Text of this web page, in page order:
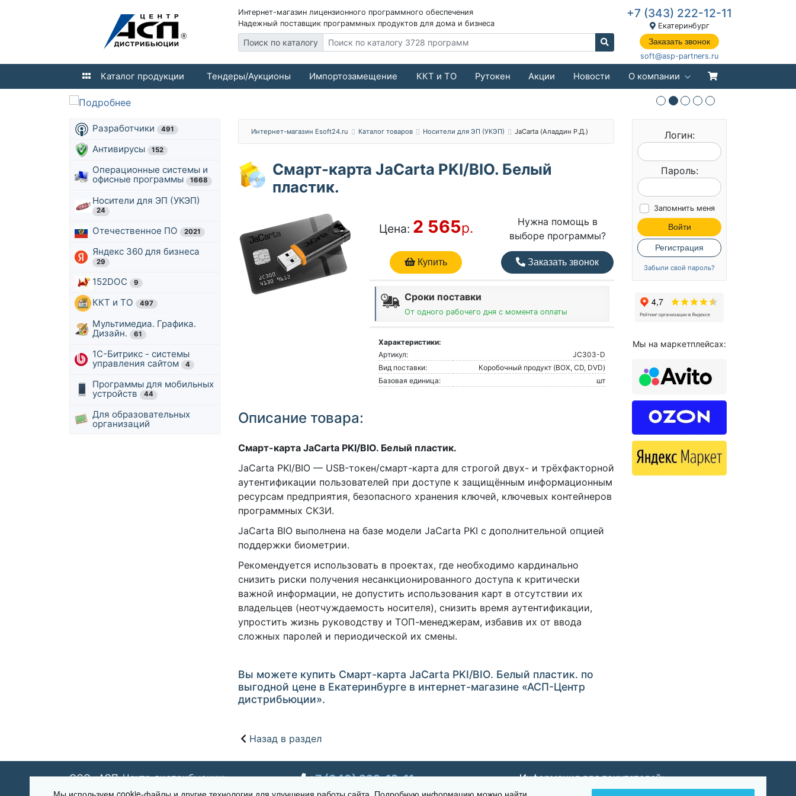
Интернет-магазин лицензионного программного обеспечения
Надежный поставщик программных продуктов для дома и бизнеса
Поиск по каталогу
+7 (343) 222-12-11
Екатеринбург
Заказать звонок
soft@asp-partners.ru
Каталог продукции Тендеры/Аукционы Импортозамещение ККТ и ТО Рутокен Акции Новости О компании
Разработчики 491
Антивирусы 152
Операционные системы и
офисные программы
1668
Носители для ЭП (УКЭП)
24
Отечественное ПО 2021
Яндекс 360 для бизнеса
29
152DOC 9
ККТ и ТО 497
Мультимедиа. Графика.
Дизайн.
61
1С-Битрикс - системы
управления сайтом
4
Программы для мобильных
устройств
44
Для образовательных
организаций
Интернет-магазин Esoft24.ru Каталог товаров Носители для ЭП (УКЭП) JaCarta (Аладдин Р.Д.)
Смарт-карта JaCarta PKI/BIO. Белый
пластик.
Цена: 2 565р.
Купить
Нужна помощь в
выборе программы?
Заказать звонок
Сроки поставки
От одного рабочего дня с момента оплаты
Характеристики:
Артикул:
JC303-D
Вид поставки:
Коробочный продукт (BOX, CD, DVD)
Базовая единица:
шт
Описание товара:
Смарт-карта JaCarta PKI/BIO. Белый пластик.
JaCarta PKI/BIO — USB-токен/смарт-карта для строгой двух- и трёхфакторной
аутентификации пользователей при доступе к защищённым информационным
ресурсам предприятия, безопасного хранения ключей, ключевых контейнеров
программных СКЗИ.
JaCarta BIO выполнена на базе модели JaCarta PKI с дополнительной опцией
поддержки биометрии.
Рекомендуется использовать в проектах, где необходимо кардинально
снизить риски получения несанкционированного доступа к критически
важной информации, не допустить использования карт в отсутствии их
владельцев (неотчуждаемость носителя), снизить время аутентификации,
упростить жизнь руководству и ТОП-менеджерам, избавив их от ввода
сложных паролей и периодической их смены.
Вы можете купить Смарт-карта JaCarta PKI/BIO. Белый пластик. по
выгодной цене в Екатеринбурге в интернет-магазине «АСП-Центр
дистрибьюции».
Назад в раздел
Логин:
Пароль:
Запомнить меня
Войти
Регистрация
Забыли свой пароль?
Мы на маркетплейсах:
ООО «АСП-Центр дистрибьюции» +7 (343) 222-12-11
Информация для покупателей:
Оплата и доставка
Мы используем cookie-файлы и другие технологии для улучшения работы сайта. Подробную информацию можно найти